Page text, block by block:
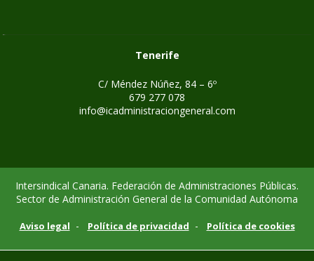
Tenerife
C/ Méndez Núñez, 84 – 6º
679 277 078
info@icadministraciongeneral.com
Intersindical Canaria. Federación de Administraciones Públicas.
Sector de Administración General de la Comunidad Autónoma
Aviso legal - Política de privacidad - Política de cookies